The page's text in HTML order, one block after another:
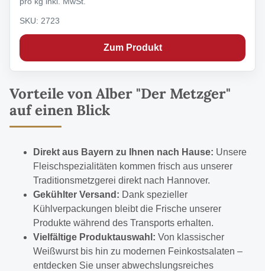
SKU: 2723
Zum Produkt
Vorteile von Alber "Der Metzger"
auf einen Blick
Direkt aus Bayern zu Ihnen nach Hause: Unsere
Fleischspezialitäten kommen frisch aus unserer
Traditionsmetzgerei direkt nach Hannover.
Gekühlter Versand: Dank spezieller
Kühlverpackungen bleibt die Frische unserer
Produkte während des Transports erhalten.
Vielfältige Produktauswahl: Von klassischer
Weißwurst bis hin zu modernen Feinkostsalaten –
entdecken Sie unser abwechslungsreiches